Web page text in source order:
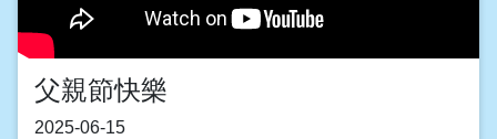
父親節快樂
2025-06-15